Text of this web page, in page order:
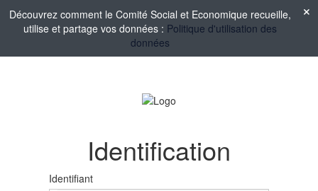
Découvrez comment le Comité Social et Economique recueille,
utilise et partage vos données : Politique d'utilisation des
données
Identification
Identifiant